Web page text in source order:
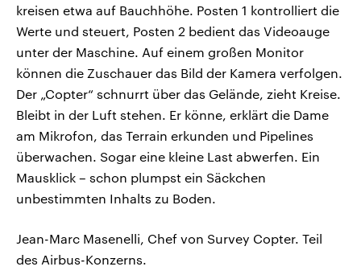
kreisen etwa auf Bauchhöhe. Posten 1 kontrolliert die
Werte und steuert, Posten 2 bedient das Videoauge
unter der Maschine. Auf einem großen Monitor
können die Zuschauer das Bild der Kamera verfolgen.
Der „Copter“ schnurrt über das Gelände, zieht Kreise.
Bleibt in der Luft stehen. Er könne, erklärt die Dame
am Mikrofon, das Terrain erkunden und Pipelines
überwachen. Sogar eine kleine Last abwerfen. Ein
Mausklick – schon plumpst ein Säckchen
unbestimmten Inhalts zu Boden.
Jean-Marc Masenelli, Chef von Survey Copter. Teil
des Airbus-Konzerns.